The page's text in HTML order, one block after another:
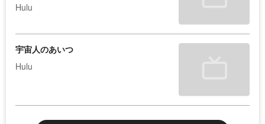
Hulu
宇宙人のあいつ
Hulu